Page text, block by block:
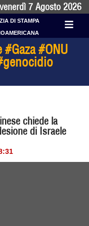
venerdì 7 Agosto 2026
DI STAMPA
#ONU
chiede la
di Israele